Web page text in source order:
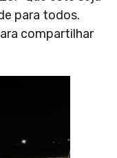
para todos.
compartilhar